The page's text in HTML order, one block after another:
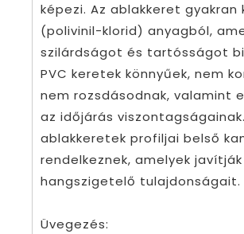
képezi. Az ablakkeret gyakran
(polivinil-klorid) anyagból,
szilárdságot és tartósságot
PVC keretek könnyűek, nem
nem rozsdásodnak, valamint
az időjárás
ablakkeretek profiljai belső
rendelkeznek, amelyek
hangszigetelő tulajdonságait.
Üvegezés: